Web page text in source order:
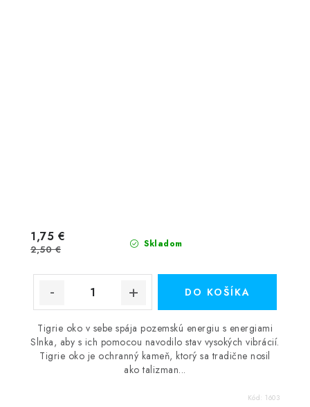
Skladom
1,75 €
2,50 €
DO KOŠÍKA
Tigrie oko v sebe spája pozemskú energiu s energiami
Slnka, aby s ich pomocou navodilo stav vysokých vibrácií.
Tigrie oko je ochranný kameň, ktorý sa tradične nosil
ako talizman...
Kód: 1603